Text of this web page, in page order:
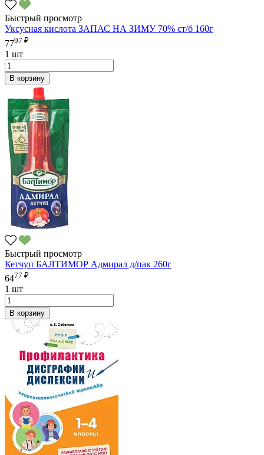
Быстрый просмотр
Уксусная кислота ЗАПАС НА ЗИМУ 70% ст/б 160г
7797 ₽
1 шт
В корзину
Быстрый просмотр
Кетчуп БАЛТИМОР Адмирал д/пак 260г
6477 ₽
1 шт
В корзину